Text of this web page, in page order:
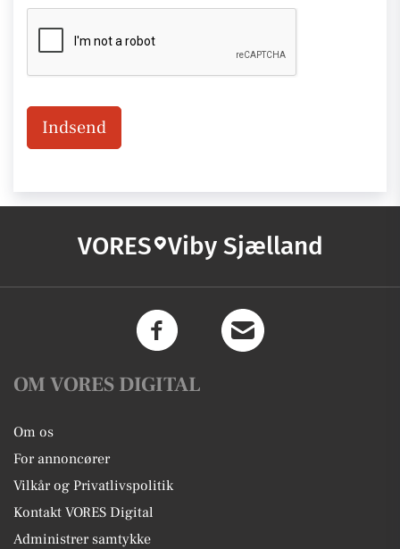
Indsend
VORES Viby Sjælland
OM VORES DIGITAL
Om os
For annoncører
Vilkår og Privatlivspolitik
Kontakt VORES Digital
Administrer samtykke